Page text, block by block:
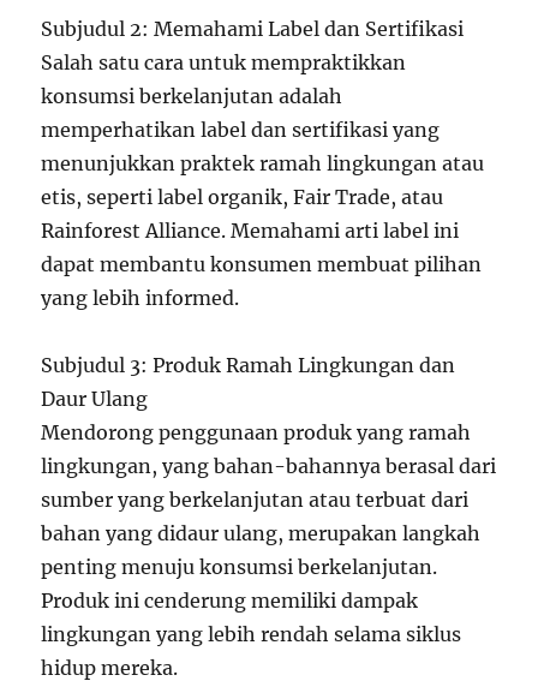
Subjudul 2: Memahami Label dan Sertifikasi
Salah satu cara untuk mempraktikkan
konsumsi berkelanjutan adalah
memperhatikan label dan sertifikasi yang
menunjukkan praktek ramah lingkungan atau
etis, seperti label organik, Fair Trade, atau
Rainforest Alliance. Memahami arti label ini
dapat membantu konsumen membuat pilihan
yang lebih informed.
Subjudul 3: Produk Ramah Lingkungan dan
Daur Ulang
Mendorong penggunaan produk yang ramah
lingkungan, yang bahan-bahannya berasal dari
sumber yang berkelanjutan atau terbuat dari
bahan yang didaur ulang, merupakan langkah
penting menuju konsumsi berkelanjutan.
Produk ini cenderung memiliki dampak
lingkungan yang lebih rendah selama siklus
hidup mereka.